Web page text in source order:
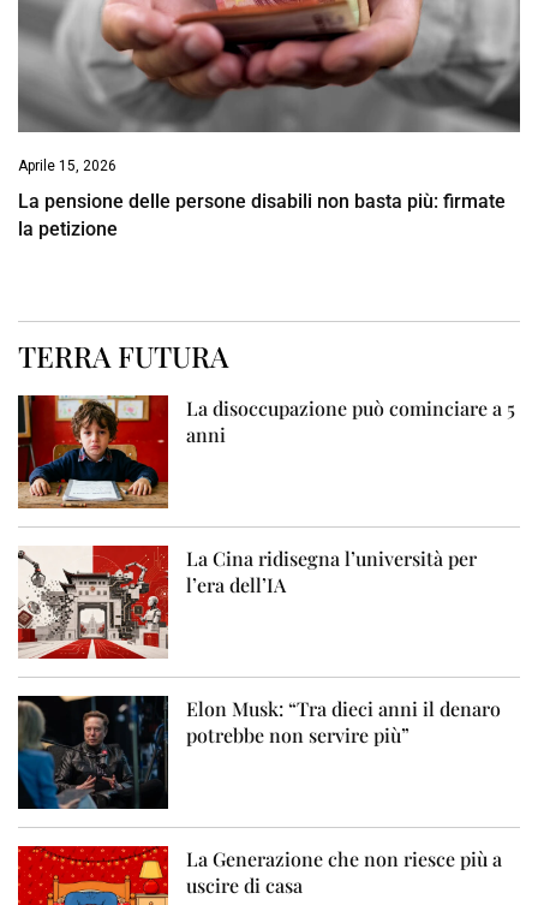
Aprile 15, 2026
La pensione delle persone disabili non basta più: firmate
la petizione
TERRA FUTURA
La disoccupazione può cominciare a 5
anni
La Cina ridisegna l’università per
l’era dell’IA
Elon Musk: “Tra dieci anni il denaro
potrebbe non servire più”
La Generazione che non riesce più a
uscire di casa